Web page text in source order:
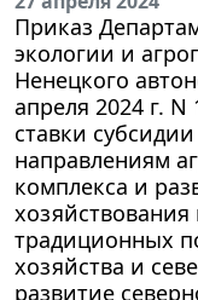
Приказ
экологии и
Ненецкого
апреля 2024 г.
ставки
направлениям
комплекса и
традиционных
хозяйства и
развитие